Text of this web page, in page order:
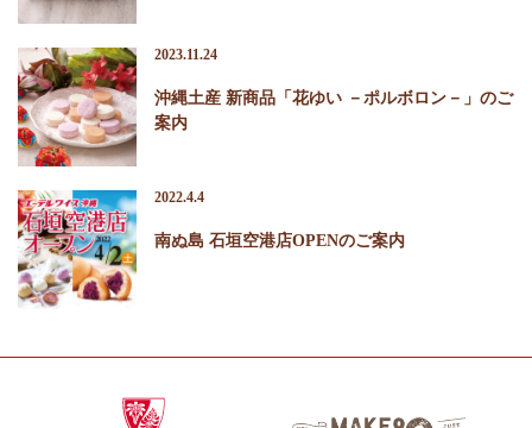
2023.11.24
沖縄土産 新商品「花ゆい －ポルボロン－」のご
案内
2022.4.4
南ぬ島 石垣空港店OPENのご案内